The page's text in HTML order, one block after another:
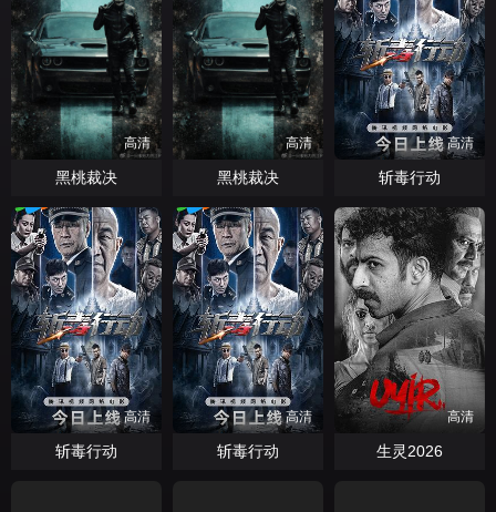
高清
黑桃裁决
高清
黑桃裁决
高清
斩毒行动
高清
斩毒行动
高清
斩毒行动
高清
生灵2026